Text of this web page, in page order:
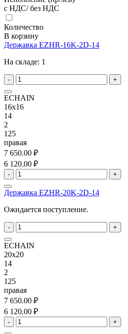
с НДС/ без НДС
Количество
В корзину
Державка EZHR-16K-2D-14
На складе: 1
- +
ECHAIN
16x16
14
2
125
правая
7 650.00 ₽
6 120.00 ₽
- +
Державка EZHR-20K-2D-14
Ожидается поступление.
- +
ECHAIN
20x20
14
2
125
правая
7 650.00 ₽
6 120.00 ₽
- +